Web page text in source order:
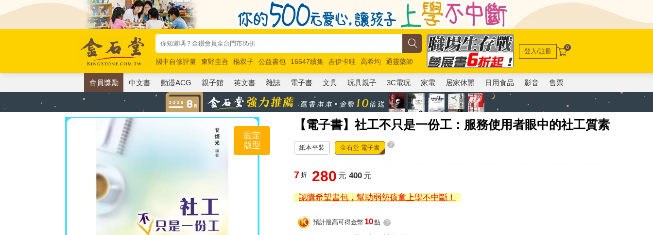
國中自修評量 東野圭吾 楊双子 公益書包 16647續集 吉伊卡哇 高希均
通靈藥師
唯紅花綻放
奧德賽 路邊攤新作 馬斯克 玩具總動員5 超慢跑
登入/註冊 0
會員獎勵 中文書 動漫ACG 親子館 英文書 雜誌 電子書 文具 玩具親子 3C電玩 家電 居家休閒 日用食品 影音 售票
【電子書】社工不只是一份工：服務使用者眼中的社工質素
固定
版型
紙本平裝 金石堂 電子書 ?
7 折 280 元 400元
認購希望書包，幫助弱勢孩童上學不中斷！
預計最高可得金幣 10點 ?